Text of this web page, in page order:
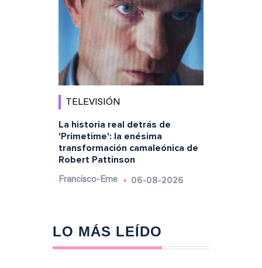
TELEVISIÓN
La historia real detrás de
'Primetime': la enésima
transformación camaleónica de
Robert Pattinson
Francisco-Eme 06-08-2026
LO MÁS LEÍDO